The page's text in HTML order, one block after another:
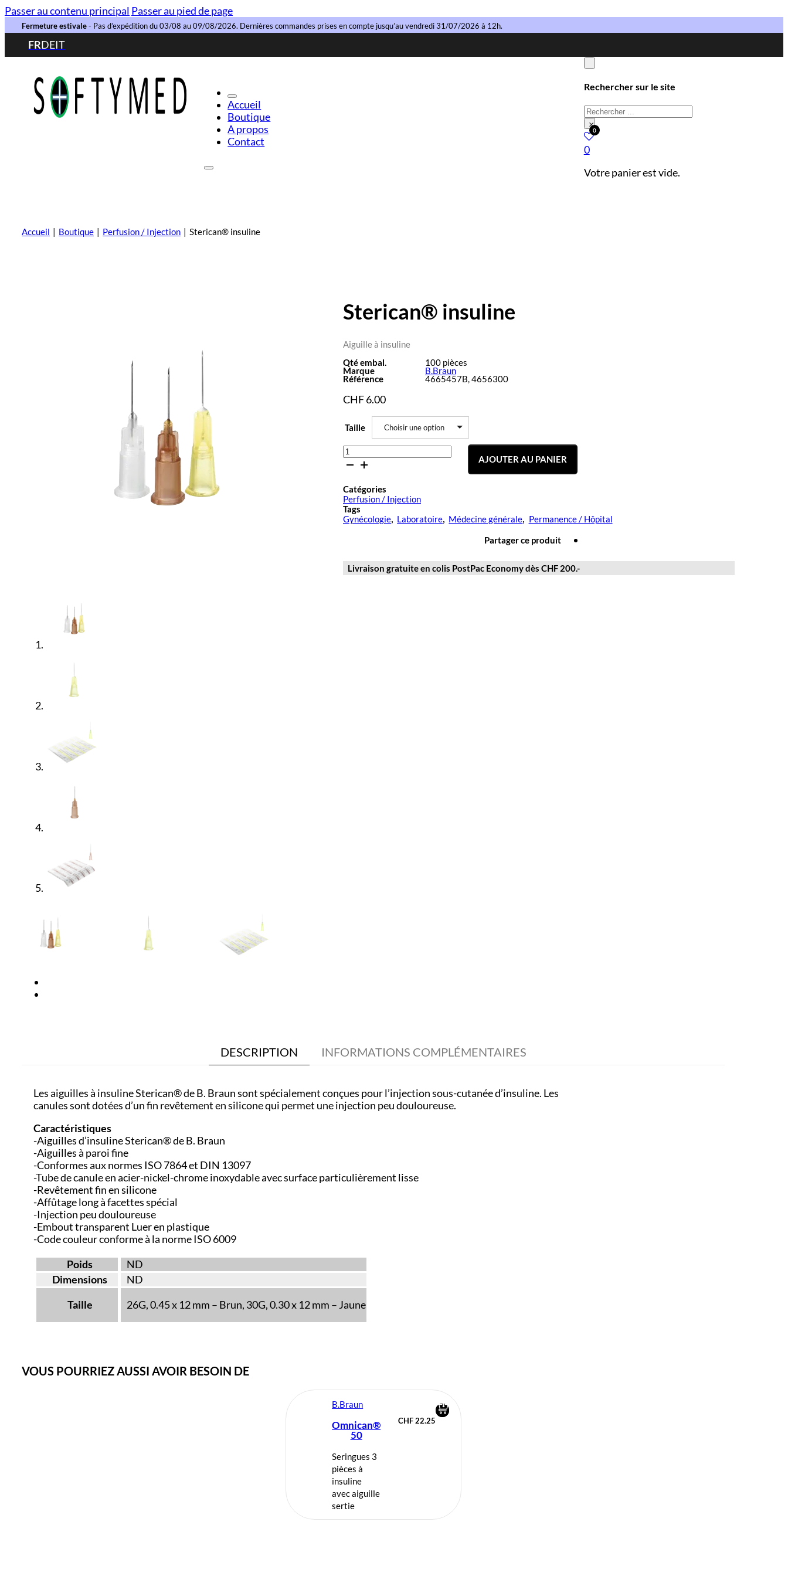
Passer au contenu principal Passer au pied de page
Fermeture estivale - Pas d’expédition du 03/08 au 09/08/2026. Dernières commandes prises en compte jusqu’au vendredi 31/07/2026 à 12h.
FRDEIT
Accueil
Boutique
A propos
Contact
Rechercher sur le site
Rechercher
×
0
0
Votre panier est vide.
Accueil | Boutique | Perfusion / Injection | Sterican® insuline
Sterican® insuline
Aiguille à insuline
Qté embal.
100 pièces
Marque B.Braun
Référence 4665457B, 4656300
CHF6.00
Taille Choisir une option
quantité
de
insuline
AJOUTER AU PANIER
Catégories
Perfusion / Injection
Tags
Gynécologie
Laboratoire Médecine générale Permanence / Hôpital
Partager ce produit
Livraison gratuite en colis PostPac Economy dès CHF 200.-
DESCRIPTION INFORMATIONS COMPLÉMENTAIRES
Les aiguilles à insuline Sterican® de B. Braun sont spécialement conçues pour l’injection sous-cutanée d’insuline. Les
canules sont dotées d’un fin revêtement en silicone qui permet une injection peu douloureuse.
Caractéristiques
-Aiguilles d’insuline Sterican® de B. Braun
-Aiguilles à paroi fine
-Conformes aux normes ISO 7864 et DIN 13097
-Tube de canule en acier-nickel-chrome inoxydable avec surface particulièrement lisse
-Revêtement fin en silicone
-Affûtage long à facettes spécial
-Injection peu douloureuse
-Embout transparent Luer en plastique
-Code couleur conforme à la norme ISO 6009
Poids
ND
Dimensions
ND
Taille 26G, 0.45 x 12 mm – Brun, 30G, 0.30 x 12 mm – Jaune
VOUS POURRIEZ AUSSI AVOIR BESOIN DE
B.Braun
Omnican®
50
Seringues 3
pièces à
insuline
avec aiguille
sertie
CHF 22.25